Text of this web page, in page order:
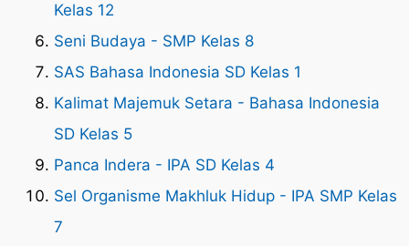
Kelas 12
Seni Budaya - SMP Kelas 8
SAS Bahasa Indonesia SD Kelas 1
Kalimat Majemuk Setara - Bahasa Indonesia
SD Kelas 5
Panca Indera - IPA SD Kelas 4
Sel Organisme Makhluk Hidup - IPA SMP Kelas
7